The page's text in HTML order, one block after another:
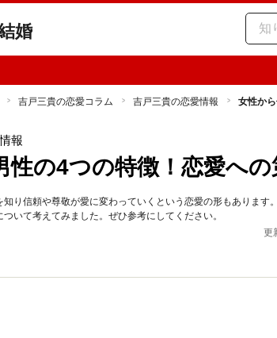
婚
吉戸三貴の恋愛コラム 吉戸三貴の恋愛情報 女性か
報
の4つの特徴！恋愛への
り信頼や尊敬が愛に変わっていくという恋愛の形もあります
いて考えてみました。ぜひ参考にしてください。
更